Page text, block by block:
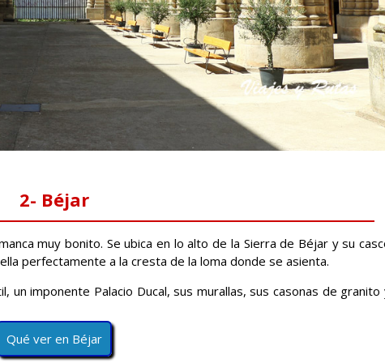
2- Béjar
muy bonito. Se ubica en lo alto de la Sierra de Béjar y su
perfectamente a la cresta de la loma donde se asienta.
un imponente Palacio Ducal, sus murallas, sus casonas de granito
Qué ver en Béjar